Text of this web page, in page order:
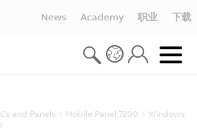
News Academy 职业 下载
and Panels Mobile Panel 7200
Windows